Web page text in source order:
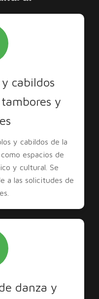
cabildos
y
y cabildos de la
espacios de
y cultural. Se
a las solicitudes de
danza y